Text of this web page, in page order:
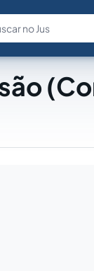
Fale com